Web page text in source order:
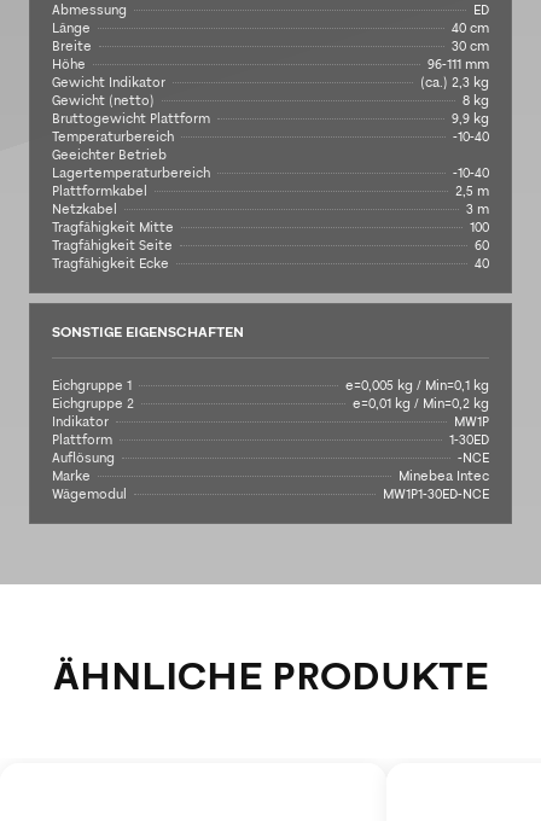
Abmessung
ED
Länge
40 cm
Breite
30 cm
Höhe
96-111 mm
Gewicht Indikator
(ca.) 2,3 kg
Gewicht (netto)
8 kg
Bruttogewicht Plattform
9,9 kg
Temperaturbereich
Geeichter Betrieb
-10-40
Lagertemperaturbereich
-10-40
Plattformkabel
2,5 m
Netzkabel
3 m
Tragfähigkeit Mitte
100
Tragfähigkeit Seite
60
Tragfähigkeit Ecke
40
SONSTIGE EIGENSCHAFTEN
Eichgruppe 1
e=0,005 kg / Min=0,1 kg
Eichgruppe 2
e=0,01 kg / Min=0,2 kg
Indikator
MW1P
Plattform
1-30ED
Auflösung
-NCE
Marke
Minebea Intec
Wägemodul
MW1P1-30ED-NCE
ÄHNLICHE PRODUKTE